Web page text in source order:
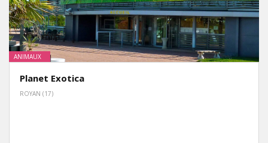
ANIMAUX
Planet Exotica
ROYAN (17)